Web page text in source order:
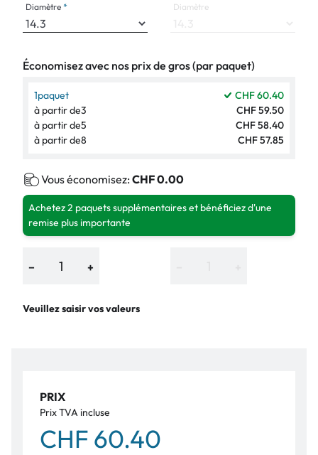
Diamètre Diamètre
Économisez avec nos prix de gros (par paquet)
1paquet
CHF 60.40
à partir de3
CHF 59.50
à partir de5
CHF 58.40
à partir de8 CHF 57.85
Vous économisez: CHF 0.00
Achetez 2 paquets supplémentaires et bénéficiez d'une
remise plus importante
− +
Veuillez saisir vos valeurs
PRIX
Prix TVA incluse
CHF 60.40